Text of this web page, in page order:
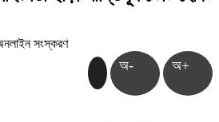
সংস্করণ
অ- অ+